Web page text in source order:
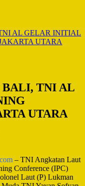
AL GELAR INITIAL
UTARA
TNI AL
UTARA
– TNI Angkatan Laut
Conference (IPC)
Laut (P) Lukman